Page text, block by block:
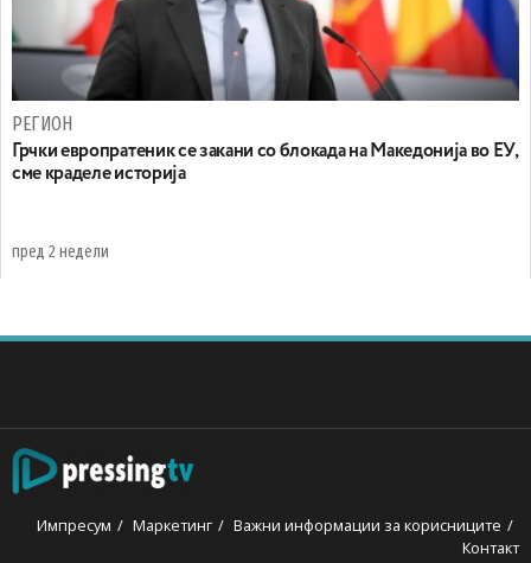
РЕГИОН
Грчки европратеник се закани со блокада на Македонија во ЕУ,
сме краделе историја
пред 2 недели
Импресум Маркетинг
Важни информации за корисниците
Контакт